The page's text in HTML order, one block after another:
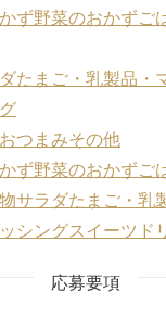
ず野菜のおかずご
たまご・乳製品・
おつまみその他
ず野菜のおかずご
サラダたまご・乳
シングスイーツ ド
応募要項